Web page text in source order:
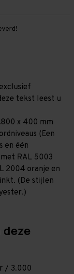
tekst leest u
x 400 mm
(Een
en één
RAL 5003
2004 oranje en
(De stijlen
/ 3.000